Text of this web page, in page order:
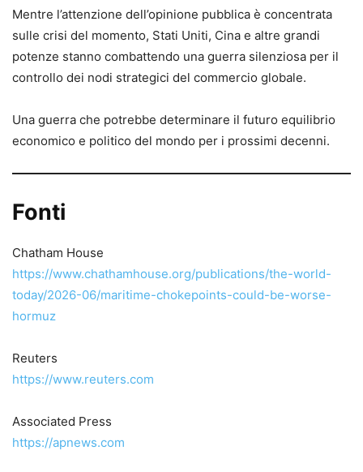
Mentre l’attenzione dell’opinione pubblica è concentrata
sulle crisi del momento, Stati Uniti, Cina e altre grandi
potenze stanno combattendo una guerra silenziosa per il
controllo dei nodi strategici del commercio globale.
Una guerra che potrebbe determinare il futuro equilibrio
economico e politico del mondo per i prossimi decenni.
Fonti
Chatham House
https://www.chathamhouse.org/publications/the-world-
today/2026-06/maritime-chokepoints-could-be-worse-
hormuz
Reuters
https://www.reuters.com
Associated Press
https://apnews.com